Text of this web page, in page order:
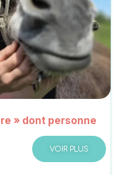
» dont personne
VOIR PLUS